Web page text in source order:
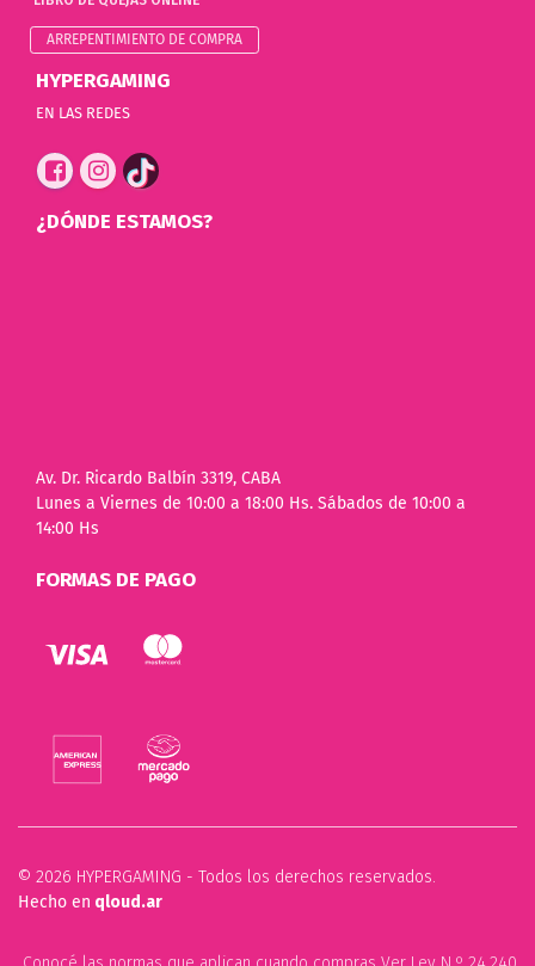
ARREPENTIMIENTO DE COMPRA
HYPERGAMING
EN LAS REDES
¿DÓNDE ESTAMOS?
Av. Dr. Ricardo Balbín 3319, CABA
Lunes a Viernes de 10:00 a 18:00 Hs. Sábados de 10:00 a
14:00 Hs
FORMAS DE PAGO
© 2026 HYPERGAMING - Todos los derechos reservados.
Hecho en qloud.ar